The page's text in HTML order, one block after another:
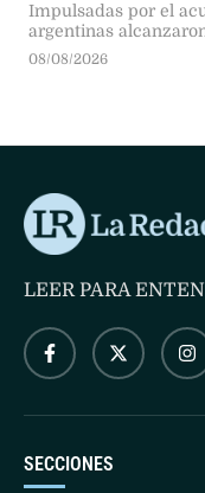
Impulsadas por el
argentinas
girasol, el tabaco y
08/08/2026
SECCIONES
LEER PARA